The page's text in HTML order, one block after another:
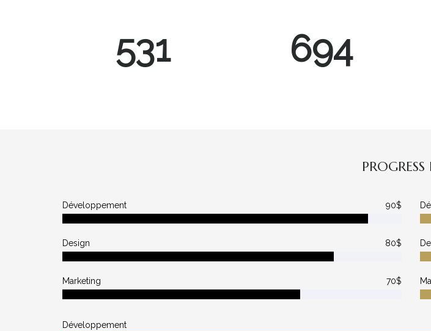
699 913
PROGRESS
Développement 90$
Design 80$
Marketing 70$
Développement